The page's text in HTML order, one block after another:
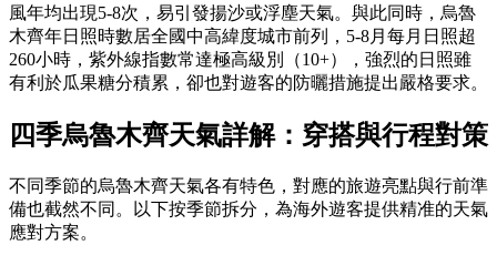
風年均出現5-8次，易引發揚沙或浮塵天氣。與此同時，烏魯
木齊年日照時數居全國中高緯度城市前列，5-8月每月日照超
260小時，紫外線指數常達極高級別（10+），強烈的日照雖
有利於瓜果糖分積累，卻也對遊客的防曬措施提出嚴格要求。
四季烏魯木齊天氣詳解：穿搭與行程對策
不同季節的烏魯木齊天氣各有特色，對應的旅遊亮點與行前準
備也截然不同。以下按季節拆分，為海外遊客提供精准的天氣
應對方案。